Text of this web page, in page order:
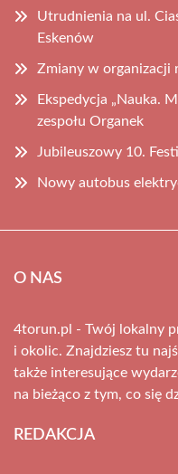
Utrudnienia na ul.
Eskenów
Zmiany w organizacji
Ekspedycja „Nauka.
zespołu Organek
Jubileuszowy 10.
Nowy autobus
O NAS
4torun.pl - Twój lokalny
i okolic. Znajdziesz tu
także interesujące
na bieżąco z tym, co się
REDAKCJA